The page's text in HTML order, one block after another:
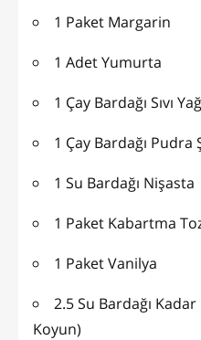
1 Paket Margarin
1 Adet Yumurta
1 Çay Bardağı Sıvı Yağ
1 Çay Bardağı Pudra
1 Su Bardağı Nişasta
1 Paket Kabartma
1 Paket Vanilya
2.5 Su Bardağı
Koyun)